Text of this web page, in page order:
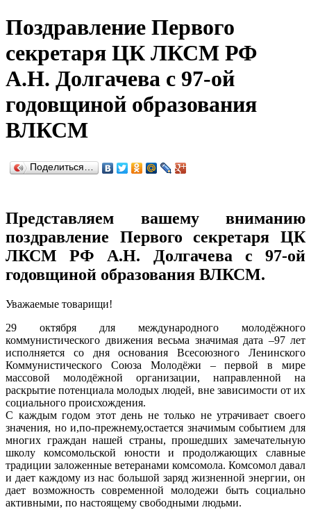
Поздравление Первого
секретаря ЦК ЛКСМ РФ
А.Н. Долгачева с 97-ой
годовщиной образования
ВЛКСМ
Поделиться…
Представляем вашему вниманию
поздравление Первого секретаря ЦК
ЛКСМ РФ А.Н. Долгачева с 97-ой
годовщиной образования ВЛКСМ.
Уважаемые товарищи!
29 октября для международного молодёжного
коммунистического движения весьма значимая дата –97 лет
исполняется со дня основания Всесоюзного Ленинского
Коммунистического Союза Молодёжи – первой в мире
массовой молодёжной организации, направленной на
раскрытие потенциала молодых людей, вне зависимости от их
социального происхождения.
С каждым годом этот день не только не утрачивает своего
значения, но и,по-прежнему,остается значимым событием для
многих граждан нашей страны, прошедших замечательную
школу комсомольской юности и продолжающих славные
традиции заложенные ветеранами комсомола. Комсомол давал
и дает каждому из нас большой заряд жизненной энергии, он
дает возможность современной молодежи быть социально
активными, по настоящему свободными людьми.